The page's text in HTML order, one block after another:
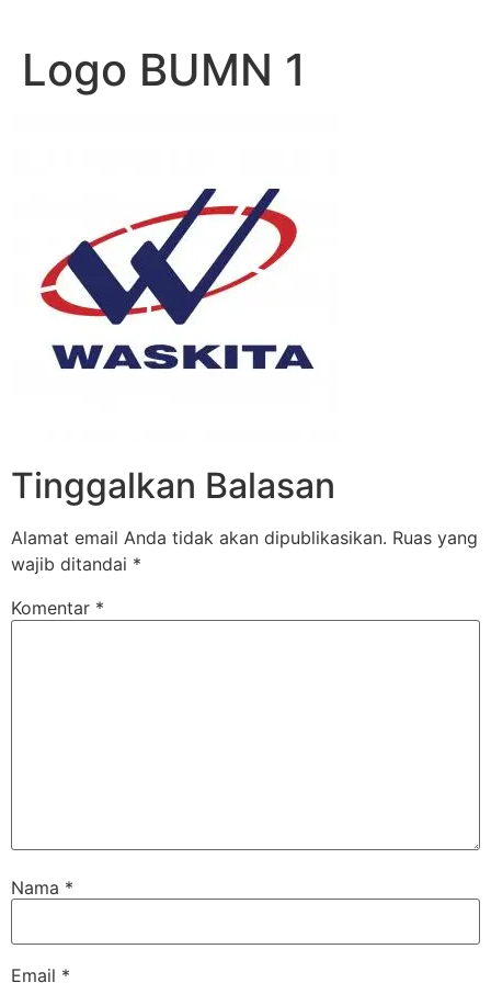
kontenLogo BUMN 1
Tinggalkan Balasan
Alamat email Anda tidak akan dipublikasikan. Ruas yang
wajib ditandai *
Komentar *
Nama *
Email *